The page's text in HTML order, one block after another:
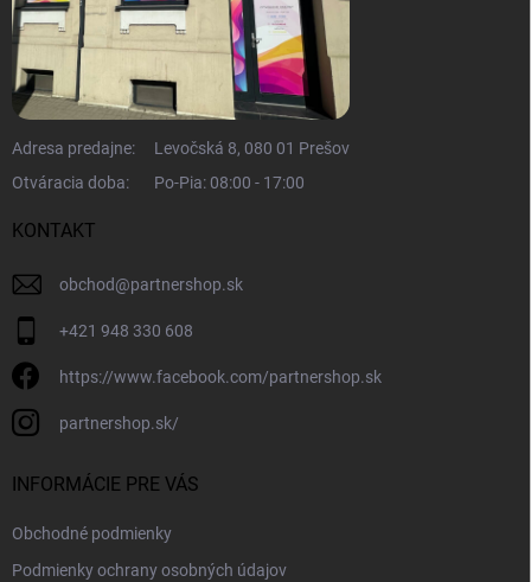
Adresa predajne:
Levočská 8, 080 01 Prešov
Otváracia doba:
Po-Pia: 08:00 - 17:00
KONTAKT
obchod@partnershop.sk
+421 948 330 608
https://www.facebook.com/partnershop.sk
partnershop.sk/
INFORMÁCIE PRE VÁS
Obchodné podmienky
Podmienky ochrany osobných údajov